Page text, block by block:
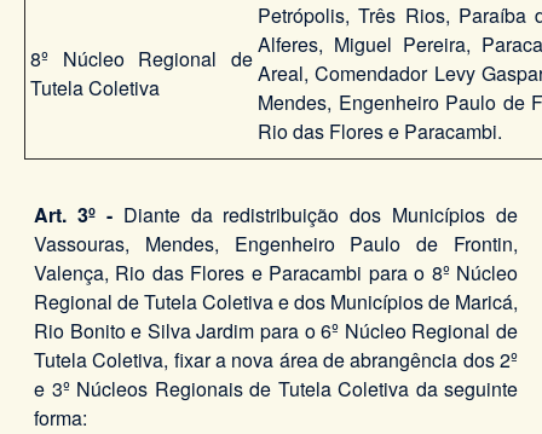
8º Núcleo Regional de
Tutela Coletiva
Petrópolis, Três Rios, Paraíba
Alferes, Miguel Pereira,
Areal, Comendador Levy
Mendes, Engenheiro Paulo de
Rio das Flores e Paracambi.
Art. 3º -Diante da redistribuição dos Municípios de
Vassouras, Mendes, Engenheiro Paulo de Frontin,
Valença, Rio das Flores e Paracambi para o 8º Núcleo
Regional de Tutela Coletiva e dos Municípios de Maricá,
Rio Bonito e Silva Jardim para o 6º Núcleo Regional de
Tutela Coletiva, fixar a nova área de abrangência dos 2º
e 3º Núcleos Regionais de Tutela Coletiva da seguinte
forma: